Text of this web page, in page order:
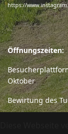
https://
Öffnungszeiten:
Oktober
Bewirtung des